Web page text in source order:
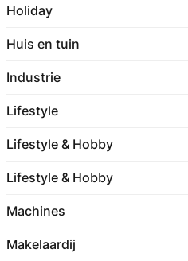
Holiday
Huis en tuin
Industrie
Lifestyle
Lifestyle & Hobby
Lifestyle & Hobby
Machines
Makelaardij